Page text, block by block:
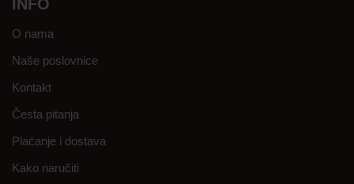
INFO
O nama
Naše poslovnice
Kontakt
Česta pitanja
Plaćanje i dostava
Kako naručiti